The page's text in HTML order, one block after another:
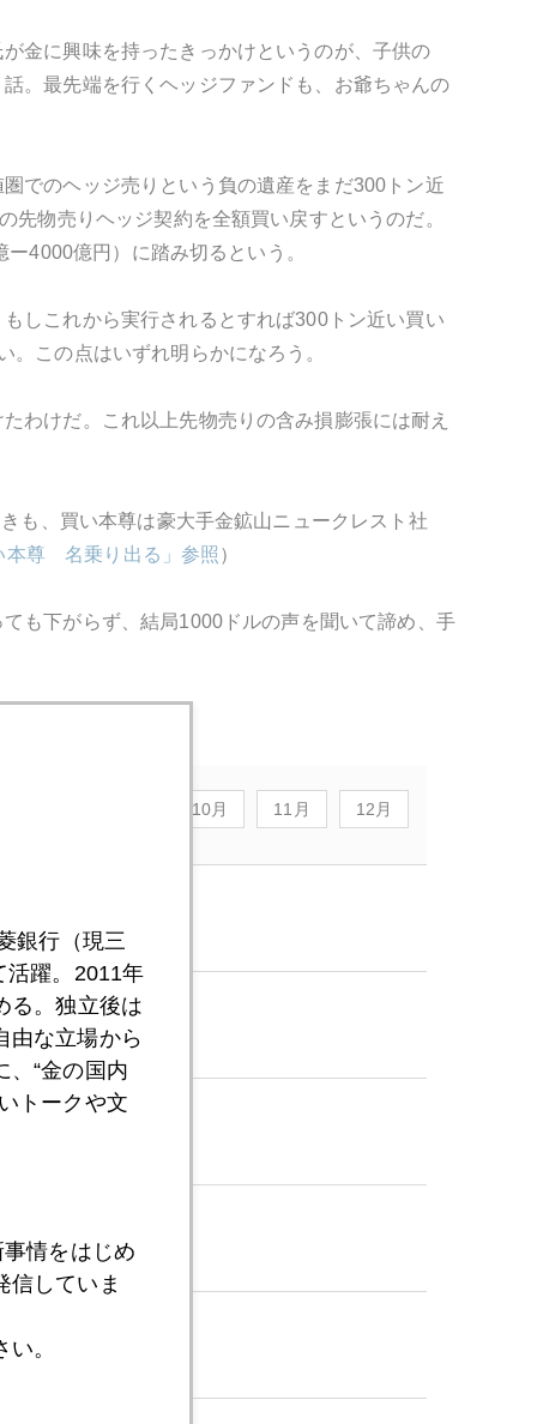
金に興味を持ったきっかけというのが、子供の
。最先端を行くヘッジファンドも、お爺ちゃんの
でのヘッジ売りという負の遺産をまだ300トン近
物売りヘッジ契約を全額買い戻すというのだ。
4000億円）に踏み切るという。
しこれから実行されるとすれば300トン近い買い
この点はいずれ明らかになろう。
わけだ。これ以上先物売りの含み損膨張には耐え
も、買い本尊は豪大手金鉱山ニュークレスト社
本尊 名乗り出る」参照 ）
も下がらず、結局1000ドルの声を聞いて諦め、手
10月 11月 12月
銀行（現三
活躍。2011年
る。独立後は
由な立場から
、“金の国内
トークや文
情をはじめ
信していま
。